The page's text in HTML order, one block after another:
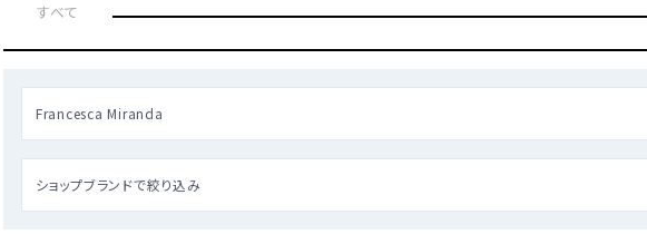
すべて
Francesca Miranda
ショップブランドで絞り込み